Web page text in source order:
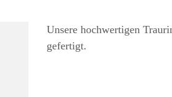
Unsere hochwertigen
gefertigt.